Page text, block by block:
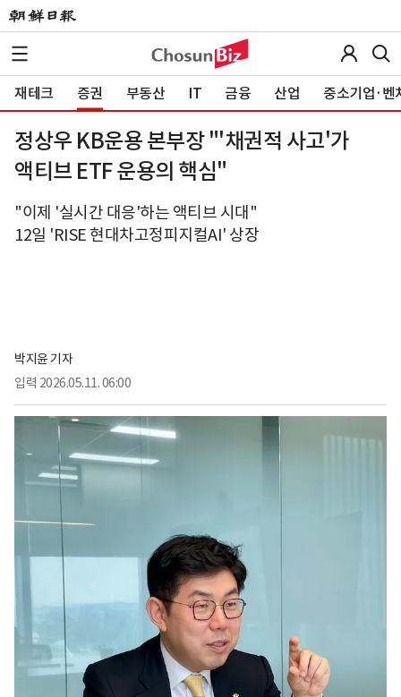
재테크 증권 부동산 IT 금융 산업 중소기업·벤
정상우 KB운용 본부장 "'채권적 사고'가
액티브 ETF 운용의 핵심"
"이제 '실시간 대응'하는 액티브 시대"
12일 'RISE 현대차고정피지컬AI' 상장
박지윤 기자
입력 2026.05.11. 06:00